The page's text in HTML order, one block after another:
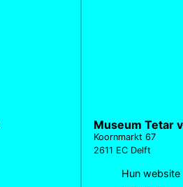
Museum Tetar
Koornmarkt 67
2611 EC Delft
Hun website